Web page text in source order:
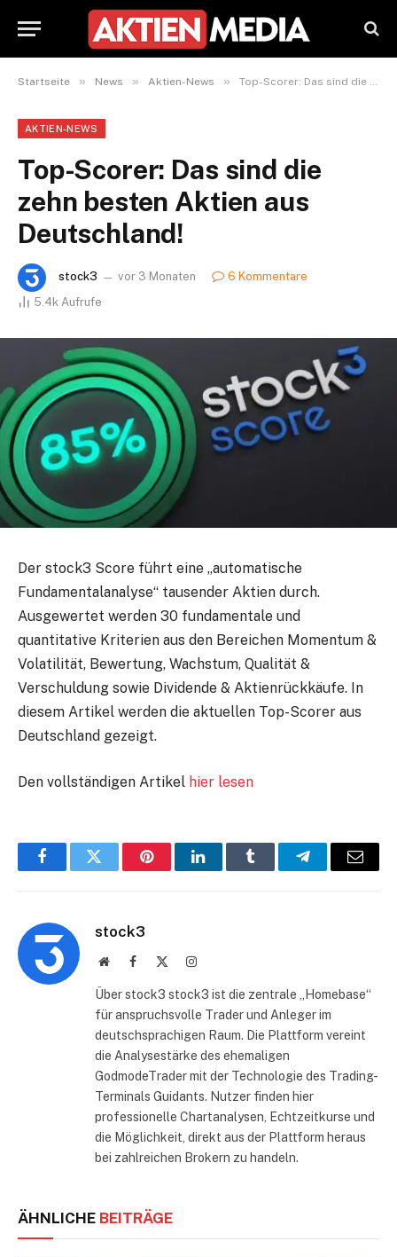
Startseite » News » Aktien-News » Top-Scorer: Das sind die zehn besten Aktien aus Deutschland!
AKTIEN-NEWS
Top-Scorer: Das sind die
zehn besten Aktien aus
Deutschland!
stock3 vor 3 Monaten
6 Kommentare
5.4k Aufrufe
Der stock3 Score führt eine „automatische
Fundamentalanalyse“ tausender Aktien durch.
Ausgewertet werden 30 fundamentale und
quantitative Kriterien aus den Bereichen Momentum &
Volatilität, Bewertung, Wachstum, Qualität &
Verschuldung sowie Dividende & Aktienrückkäufe. In
diesem Artikel werden die aktuellen Top-Scorer aus
Deutschland gezeigt.
Den vollständigen Artikel hier lesen
FacebookTwitter PinterestLinkedInTumblr TelegramE-
stock3
WebsiteFacebook Instagram
Über stock3 stock3 ist die zentrale „Homebase“
für anspruchsvolle Trader und Anleger im
deutschsprachigen Raum. Die Plattform vereint
die Analysestärke des ehemaligen
GodmodeTrader mit der Technologie des Trading-
Terminals Guidants. Nutzer finden hier
professionelle Chartanalysen, Echtzeitkurse und
die Möglichkeit, direkt aus der Plattform heraus
bei zahlreichen Brokern zu handeln.
ÄHNLICHE BEITRÄGE